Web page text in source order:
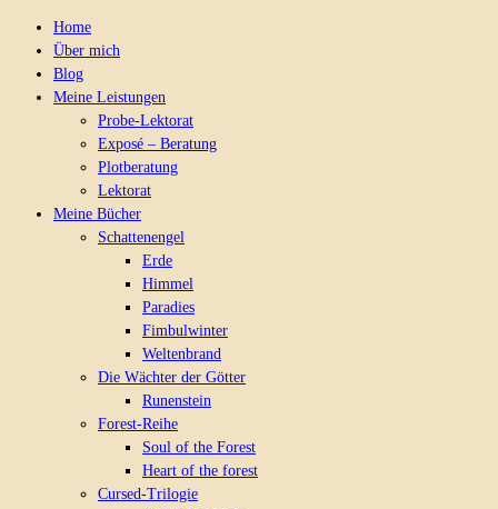
Home
Über mich
Blog
Meine Leistungen
Probe-Lektorat
Exposé – Beratung
Plotberatung
Lektorat
Meine Bücher
Schattenengel
Erde
Himmel
Paradies
Fimbulwinter
Weltenbrand
Die Wächter der Götter
Runenstein
Forest-Reihe
Soul of the Forest
Heart of the forest
Cursed-Trilogie